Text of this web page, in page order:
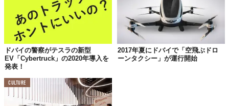
「Gulf Information Technology Exposition」で注目を集めたの
が、このホバーバイク。
ご覧の通り、人が乗ってもしっかり安定して飛んでいます。
最高時速は約70km。現時点での飛行時間は25分だけ。
ドバイの警察がテスラの新型
EV「Cybertruck」の2020年導入を
発表！
2017年夏にドバイで「空飛ぶドロ
ーンタクシー」が運行開始
CULTURE